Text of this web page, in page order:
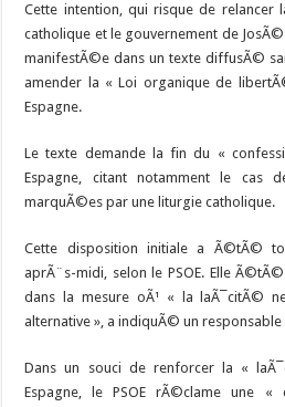
Cette intention, qui risque de relancer
catholique et le gouvernement de
manifestÃ©e dans un texte diffusÃ©
amender la « Loi organique de
Espagne.
Le texte demande la fin du «
Espagne, citant notamment le cas
marquÃ©es par une liturgie catholique.
Cette disposition initiale a Ã©tÃ©
aprÃ¨s-midi, selon le PSOE. Elle
dans la mesure oÃ¹ « la laÃ¯citÃ©
alternative », a indiquÃ© un responsable
Dans un souci de renforcer la «
Espagne, le PSOE rÃ©clame une «